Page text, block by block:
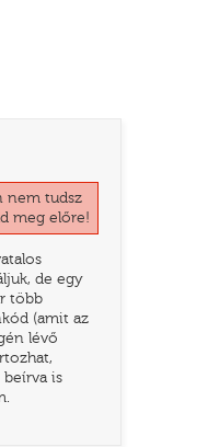
nem tudsz
meg előre!
de egy
több
(amit az
lévő
is